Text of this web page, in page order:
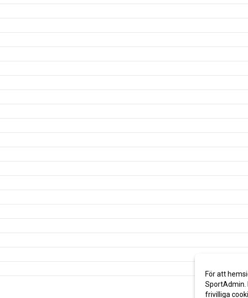
För att
SportAdmin.
frivilliga